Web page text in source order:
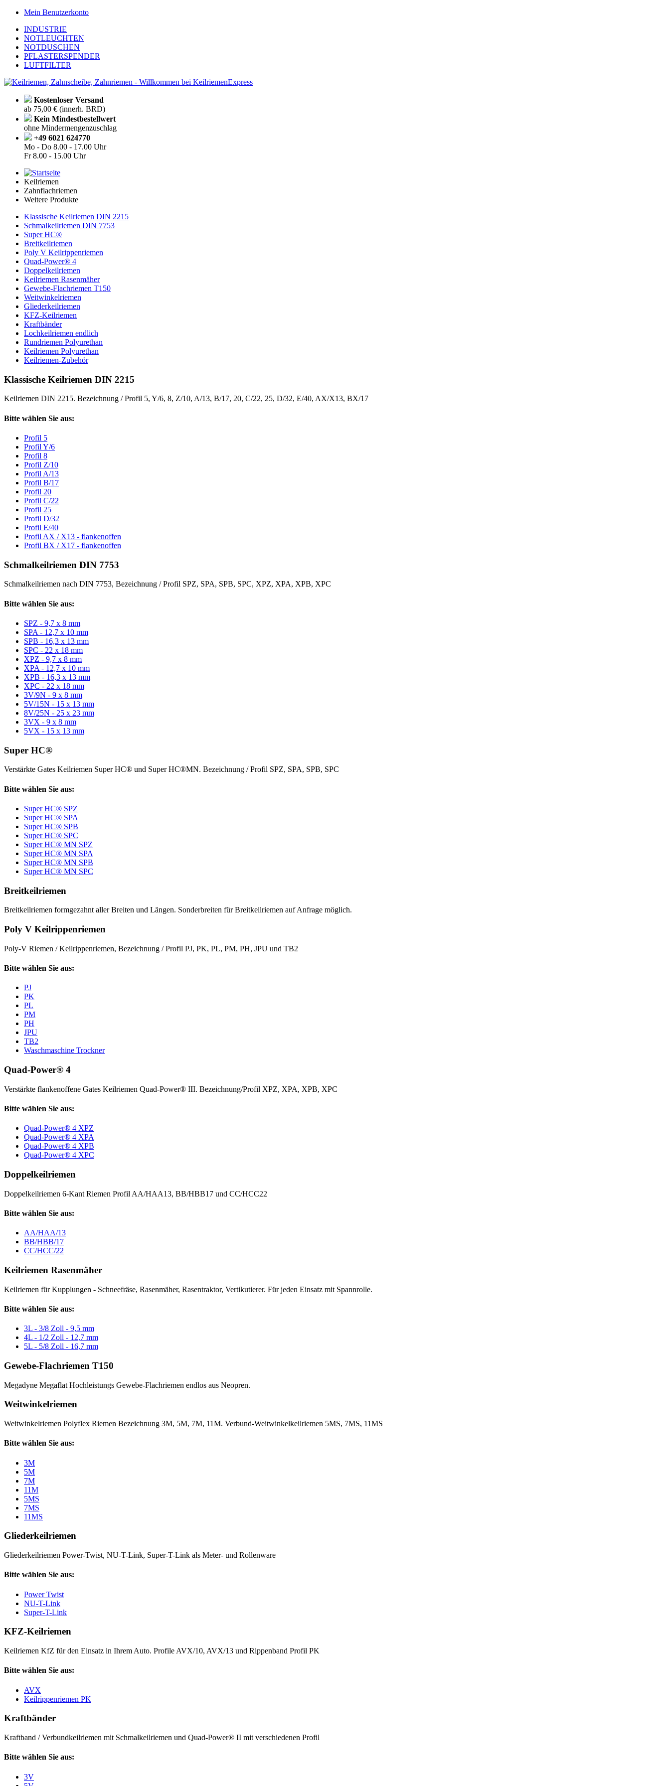
Mein Benutzerkonto
INDUSTRIE
NOTLEUCHTEN
NOTDUSCHEN
PFLASTERSPENDER
LUFTFILTER
Kostenloser Versand
ab 75,00 € (innerh. BRD)
Kein Mindestbestellwert
ohne Mindermengenzuschlag
+49 6021 624770
Mo - Do 8.00 - 17.00 Uhr
Fr8.00 - 15.00 Uhr
Keilriemen
Zahnflachriemen
Weitere Produkte
Klassische Keilriemen DIN 2215
Schmalkeilriemen DIN 7753
Super HC®
Breitkeilriemen
Poly V Keilrippenriemen
Quad-Power® 4
Doppelkeilriemen
Keilriemen Rasenmäher
Gewebe-Flachriemen T150
Weitwinkelriemen
Gliederkeilriemen
KFZ-Keilriemen
Kraftbänder
Lochkeilriemen endlich
Rundriemen Polyurethan
Keilriemen Polyurethan
Keilriemen-Zubehör
Klassische Keilriemen DIN 2215
Keilriemen DIN 2215. Bezeichnung / Profil 5, Y/6, 8, Z/10, A/13, B/17, 20, C/22, 25, D/32, E/40, AX/X13, BX/17
Bitte wählen Sie aus:
Profil 5
Profil Y/6
Profil 8
Profil Z/10
Profil A/13
Profil B/17
Profil 20
Profil C/22
Profil 25
Profil D/32
Profil E/40
Profil AX / X13 - flankenoffen
Profil BX / X17 - flankenoffen
Schmalkeilriemen DIN 7753
Schmalkeilriemen nach DIN 7753, Bezeichnung / Profil SPZ, SPA, SPB, SPC, XPZ, XPA, XPB, XPC
Bitte wählen Sie aus:
SPZ - 9,7 x 8 mm
SPA - 12,7 x 10 mm
SPB - 16,3 x 13 mm
SPC - 22 x 18 mm
XPZ - 9,7 x 8 mm
XPA - 12,7 x 10 mm
XPB - 16,3 x 13 mm
XPC - 22 x 18 mm
3V/9N - 9 x 8 mm
5V/15N - 15 x 13 mm
8V/25N - 25 x 23 mm
3VX - 9 x 8 mm
5VX - 15 x 13 mm
Super HC®
Verstärkte Gates Keilriemen Super HC® und Super HC®MN. Bezeichnung / Profil SPZ, SPA, SPB, SPC
Bitte wählen Sie aus:
Super HC® SPZ
Super HC® SPA
Super HC® SPB
Super HC® SPC
Super HC® MN SPZ
Super HC® MN SPA
Super HC® MN SPB
Super HC® MN SPC
Breitkeilriemen
Breitkeilriemen formgezahnt aller Breiten und Längen. Sonderbreiten für Breitkeilriemen auf Anfrage möglich.
Poly V Keilrippenriemen
Poly-V Riemen / Keilrippenriemen, Bezeichnung / Profil PJ, PK, PL, PM, PH, JPU und TB2
Bitte wählen Sie aus:
PJ
PK
PL
PM
PH
JPU
TB2
Waschmaschine Trockner
Quad-Power® 4
Verstärkte flankenoffene Gates Keilriemen Quad-Power® III. Bezeichnung/Profil XPZ, XPA, XPB, XPC
Bitte wählen Sie aus:
Quad-Power® 4 XPZ
Quad-Power® 4 XPA
Quad-Power® 4 XPB
Quad-Power® 4 XPC
Doppelkeilriemen
Doppelkeilriemen 6-Kant Riemen Profil AA/HAA13, BB/HBB17 und CC/HCC22
Bitte wählen Sie aus:
AA/HAA/13
BB/HBB/17
CC/HCC/22
Keilriemen Rasenmäher
Keilriemen für Kupplungen - Schneefräse, Rasenmäher, Rasentraktor, Vertikutierer. Für jeden Einsatz mit Spannrolle.
Bitte wählen Sie aus:
3L - 3/8 Zoll - 9,5 mm
4L - 1/2 Zoll - 12,7 mm
5L - 5/8 Zoll - 16,7 mm
Gewebe-Flachriemen T150
Megadyne Megaflat Hochleistungs Gewebe-Flachriemen endlos aus Neopren.
Weitwinkelriemen
Weitwinkelriemen Polyflex Riemen Bezeichnung 3M, 5M, 7M, 11M. Verbund-Weitwinkelkeilriemen 5MS, 7MS, 11MS
Bitte wählen Sie aus:
3M
5M
7M
11M
5MS
7MS
11MS
Gliederkeilriemen
Gliederkeilriemen Power-Twist, NU-T-Link, Super-T-Link als Meter- und Rollenware
Bitte wählen Sie aus:
Power Twist
NU-T-Link
Super-T-Link
KFZ-Keilriemen
Keilriemen KfZ für den Einsatz in Ihrem Auto. Profile AVX/10, AVX/13 und Rippenband Profil PK
Bitte wählen Sie aus:
AVX
Keilrippenriemen PK
Kraftbänder
Kraftband / Verbundkeilriemen mit Schmalkeilriemen und Quad-Power® II mit verschiedenen Profil
Bitte wählen Sie aus:
3V